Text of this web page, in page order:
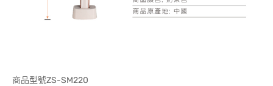
商品型號ZS-SM220